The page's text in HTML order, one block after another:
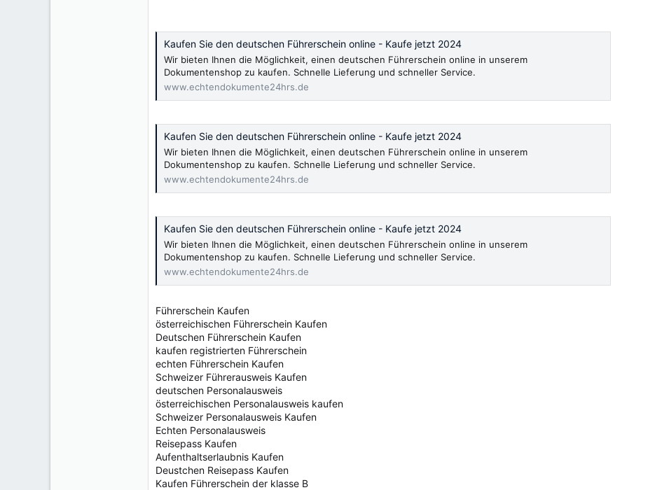
Kaufen Sie den deutschen Führerschein online - Kaufe jetzt 2024
Wir bieten Ihnen die Möglichkeit, einen deutschen Führerschein online in unserem
Dokumentenshop zu kaufen. Schnelle Lieferung und schneller Service.
www.echtendokumente24hrs.de
Kaufen Sie den deutschen Führerschein online - Kaufe jetzt 2024
Wir bieten Ihnen die Möglichkeit, einen deutschen Führerschein online in unserem
Dokumentenshop zu kaufen. Schnelle Lieferung und schneller Service.
www.echtendokumente24hrs.de
Kaufen Sie den deutschen Führerschein online - Kaufe jetzt 2024
Wir bieten Ihnen die Möglichkeit, einen deutschen Führerschein online in unserem
Dokumentenshop zu kaufen. Schnelle Lieferung und schneller Service.
www.echtendokumente24hrs.de
Führerschein Kaufen
österreichischen Führerschein Kaufen
Deutschen Führerschein Kaufen
kaufen registrierten Führerschein
echten Führerschein Kaufen
Schweizer Führerausweis Kaufen
deutschen Personalausweis
österreichischen Personalausweis kaufen
Schweizer Personalausweis Kaufen
Echten Personalausweis
Reisepass Kaufen
Aufenthaltserlaubnis Kaufen
Deustchen Reisepass Kaufen
Kaufen Führerschein der klasse B